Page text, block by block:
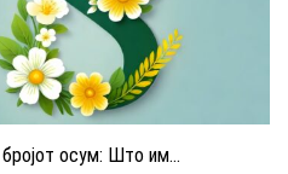
бројот осум: Што им...